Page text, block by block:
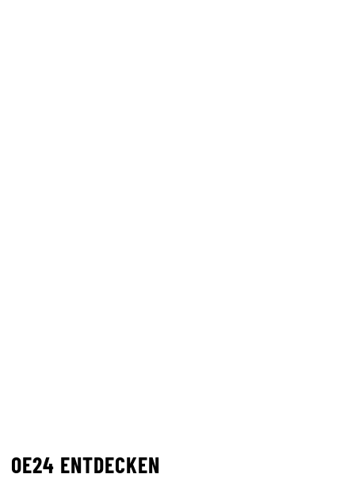
OE24 ENTDECKEN